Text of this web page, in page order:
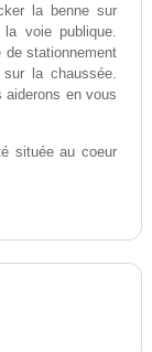
la benne sur
voie publique.
stationnement
la chaussée.
aiderons en vous
située au coeur